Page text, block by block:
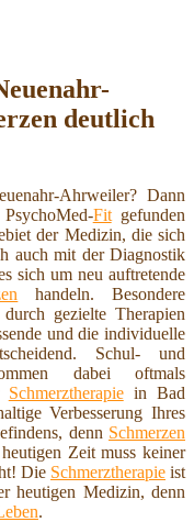
deutlich
Ahrweiler? Dann
Fitgefunden
der Medizin, die sich
auch mit der Diagnostik
sich um neu auftretende
handeln. Besondere
gezielte Therapien
und die individuelle
Schul- und
dabei oftmals
Schmerztherapiein Bad
Verbesserung Ihres
denn Schmerzen
Zeit muss keiner
Die Schmerztherapie ist
heutigen Medizin, denn
.